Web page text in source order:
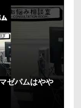
ゼパムはやや